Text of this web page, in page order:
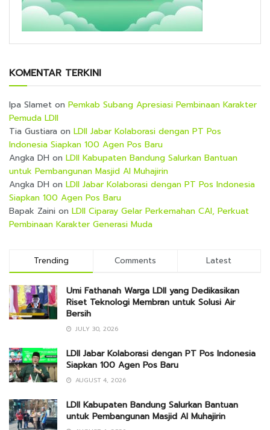
KOMENTAR TERKINI
Ipa Slamet on Pemkab Subang Apresiasi Pembinaan Karakter
Pemuda LDII
Tia Gustiara on LDII Jabar Kolaborasi dengan PT Pos
Indonesia Siapkan 100 Agen Pos Baru
Angka DH on LDII Kabupaten Bandung Salurkan Bantuan
untuk Pembangunan Masjid Al Muhajirin
Angka DH on LDII Jabar Kolaborasi dengan PT Pos Indonesia
Siapkan 100 Agen Pos Baru
Bapak Zaini on LDII Ciparay Gelar Perkemahan CAI, Perkuat
Pembinaan Karakter Generasi Muda
Trending Comments Latest
Umi Fathanah Warga LDII yang Dedikasikan
Riset Teknologi Membran untuk Solusi Air
Bersih
JULY 30, 2026
LDII Jabar Kolaborasi dengan PT Pos Indonesia
Siapkan 100 Agen Pos Baru
AUGUST 4, 2026
LDII Kabupaten Bandung Salurkan Bantuan
untuk Pembangunan Masjid Al Muhajirin